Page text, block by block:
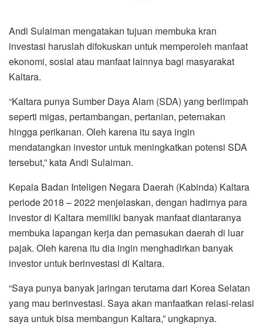
Andi Sulaiman mengatakan tujuan membuka kran
investasi haruslah difokuskan untuk memperoleh manfaat
ekonomi, sosial atau manfaat lainnya bagi masyarakat
Kaltara.
“Kaltara punya Sumber Daya Alam (SDA) yang berlimpah
seperti migas, pertambangan, pertanian, peternakan
hingga perikanan. Oleh karena itu saya ingin
mendatangkan investor untuk meningkatkan potensi SDA
tersebut,” kata Andi Sulaiman.
Kepala Badan Inteligen Negara Daerah (Kabinda) Kaltara
periode 2018 – 2022 menjelaskan, dengan hadirnya para
investor di Kaltara memiliki banyak manfaat diantaranya
membuka lapangan kerja dan pemasukan daerah di luar
pajak. Oleh karena itu dia ingin menghadirkan banyak
investor untuk berinvestasi di Kaltara.
“Saya punya banyak jaringan terutama dari Korea Selatan
yang mau berinvestasi. Saya akan manfaatkan relasi-relasi
saya untuk bisa membangun Kaltara,” ungkapnya.